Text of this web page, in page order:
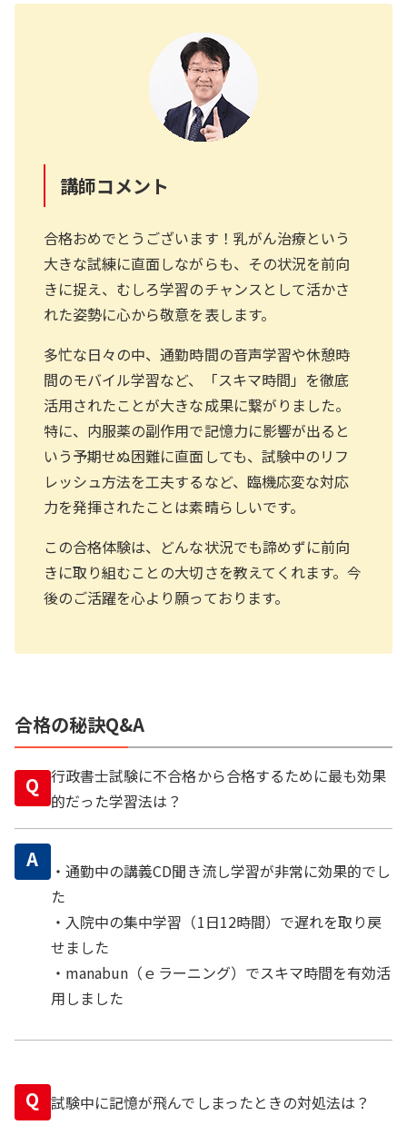
講師コメント
合格おめでとうございます！乳がん治療という
大きな試練に直面しながらも、その状況を前向
きに捉え、むしろ学習のチャンスとして活かさ
れた姿勢に心から敬意を表します。
多忙な日々の中、通勤時間の音声学習や休憩時
間のモバイル学習など、「スキマ時間」を徹底
活用されたことが大きな成果に繋がりました。
特に、内服薬の副作用で記憶力に影響が出ると
いう予期せぬ困難に直面しても、試験中のリフ
レッシュ方法を工夫するなど、臨機応変な対応
力を発揮されたことは素晴らしいです。
この合格体験は、どんな状況でも諦めずに前向
きに取り組むことの大切さを教えてくれます。今
後のご活躍を心より願っております。
合格の秘訣Q&A
Q 行政書士試験に不合格から合格するために最も効果
的だった学習法は？
A
・通勤中の講義CD聞き流し学習が非常に効果的でし
た
・入院中の集中学習（1日12時間）で遅れを取り戻
せました
・manabun（ｅラーニング）でスキマ時間を有効活
用しました
Q 試験中に記憶が飛んでしまったときの対処法は？